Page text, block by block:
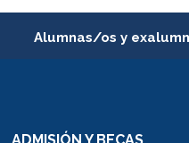
Alumnas/os y
ADMISIÓN Y BECAS